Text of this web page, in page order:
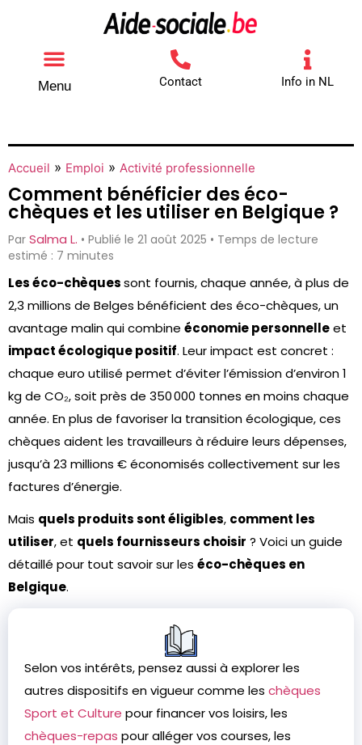
Menu Contact Info in NL
Accueil » Emploi » Activité professionnelle
Comment bénéficier des éco-
chèques et les utiliser en Belgique ?
Par Salma L. • Publié le 21 août 2025 • Temps de lecture
estimé : 7 minutes
Les éco-chèquessont fournis, chaque année, à plus de
2,3 millions de Belges bénéficient des éco-chèques, un
avantage malin qui combine économie personnelleet
impact écologique positif. Leur impact est concret :
chaque euro utilisé permet d’éviter l’émission d’environ 1
kg de CO₂, soit près de 350 000 tonnes en moins chaque
année. En plus de favoriser la transition écologique, ces
chèques aident les travailleurs à réduire leurs dépenses,
jusqu’à 23 millions € économisés collectivement sur les
factures d’énergie.
Mais quels produits sont éligibles, comment les
utiliser, et quels fournisseurs choisir ? Voici un guide
détaillé pour tout savoir sur les éco-chèques en
Belgique.
Selon vos intérêts, pensez aussi à explorer les
autres dispositifs en vigueur comme les chèques
Sport et Culture pour financer vos loisirs, les
chèques-repas pour alléger vos courses, les